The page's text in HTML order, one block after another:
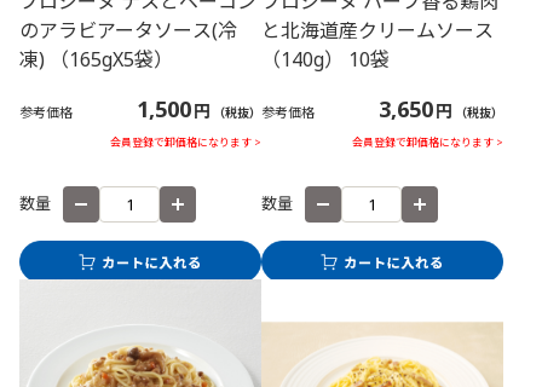
のアラビアータソース(冷
凍) （165gX5袋）
参考価格 1,500円 （税抜）
会員登録で卸価格になります >
数量
と北海道産クリームソース
（140g） 10袋
参考価格 3,650円 （税抜）
会員登録で卸価格になります >
数量